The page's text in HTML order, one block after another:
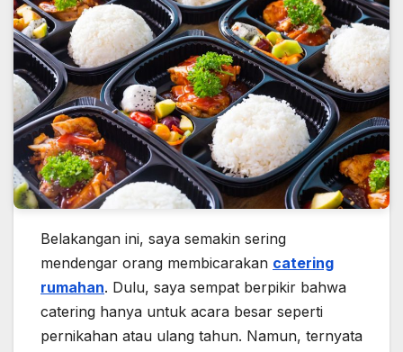
Belakangan ini, saya semakin sering
mendengar orang membicarakan catering
rumahan. Dulu, saya sempat berpikir bahwa
catering hanya untuk acara besar seperti
pernikahan atau ulang tahun. Namun, ternyata